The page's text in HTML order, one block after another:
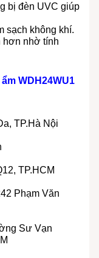
bị đèn UVC giúp
sạch không khí.
hơn nhờ tính
WDH24WU1
TP.Hà Nội
TP.HCM
Phạm Văn
Sư Vạn